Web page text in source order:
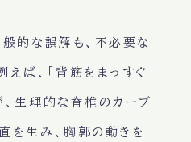
般的な誤解も、不必要な
ば、「背筋をまっすぐ
、生理的な脊椎のカーブ
を生み、胸郭の動きを